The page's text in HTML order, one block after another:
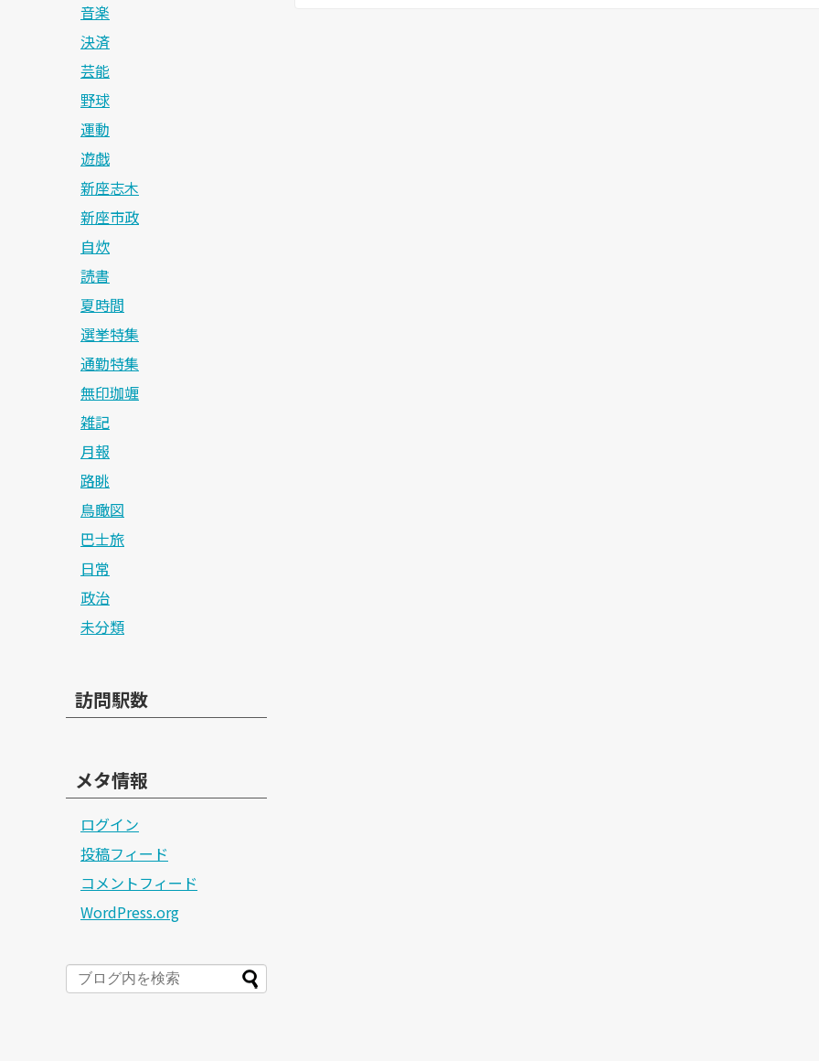
音楽
決済
芸能
野球
運動
遊戯
新座志木
新座市政
自炊
読書
夏時間
選挙特集
通勤特集
無印珈竰
雑記
月報
路眺
鳥瞰図
巴士旅
日常
政治
未分類
訪問駅数
メタ情報
ログイン
投稿フィード
コメントフィード
WordPress.org